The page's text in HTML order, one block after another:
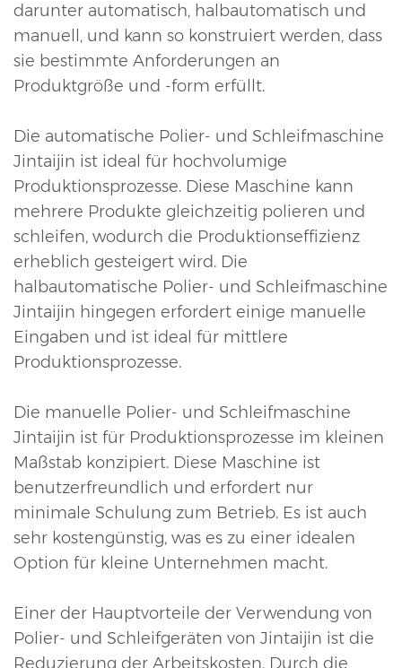
darunter automatisch, halbautomatisch und
manuell, und kann so konstruiert werden, dass
sie bestimmte Anforderungen an
Produktgröße und -form erfüllt.
Die automatische Polier- und Schleifmaschine
Jintaijin ist ideal für hochvolumige
Produktionsprozesse. Diese Maschine kann
mehrere Produkte gleichzeitig polieren und
schleifen, wodurch die Produktionseffizienz
erheblich gesteigert wird. Die
halbautomatische Polier- und Schleifmaschine
Jintaijin hingegen erfordert einige manuelle
Eingaben und ist ideal für mittlere
Produktionsprozesse.
Die manuelle Polier- und Schleifmaschine
Jintaijin ist für Produktionsprozesse im kleinen
Maßstab konzipiert. Diese Maschine ist
benutzerfreundlich und erfordert nur
minimale Schulung zum Betrieb. Es ist auch
sehr kostengünstig, was es zu einer idealen
Option für kleine Unternehmen macht.
Einer der Hauptvorteile der Verwendung von
Polier- und Schleifgeräten von Jintaijin ist die
Reduzierung der Arbeitskosten. Durch die